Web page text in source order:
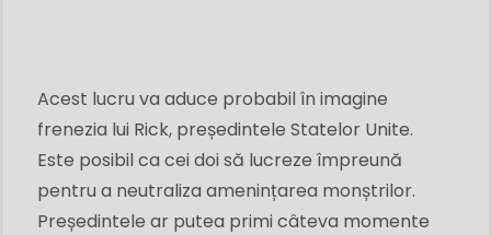
Acest lucru va aduce probabil în imagine
frenezia lui Rick, președintele Statelor Unite.
Este posibil ca cei doi să lucreze împreună
pentru a neutraliza amenințarea monștrilor.
Președintele ar putea primi câteva momente